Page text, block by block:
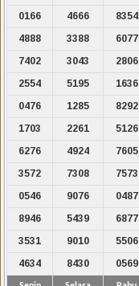
0166
4666 8354
4888
3388 6077
7402
3043 2806
2554
5195 1636
0476
1285 8292
1703
2261 5126
6276
4924 7605
3572
7308 7573
0546
9076 0487
8946
5439 6877
3531
9010 5506
4634
8430 0569